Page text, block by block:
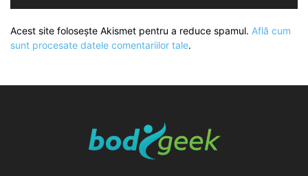
Acest site folosește Akismet pentru a reduce spamul. Află cum
sunt procesate datele comentariilor tale.